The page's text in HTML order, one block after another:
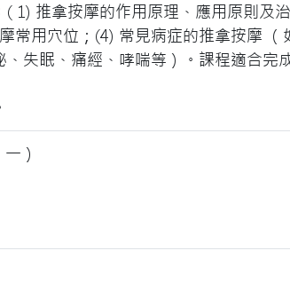
1) 推拿按摩的作用原理、應用原則及
常用穴位；(4) 常見病症的推拿按摩
、失眠、痛經、哮喘等）。課程適合完
）